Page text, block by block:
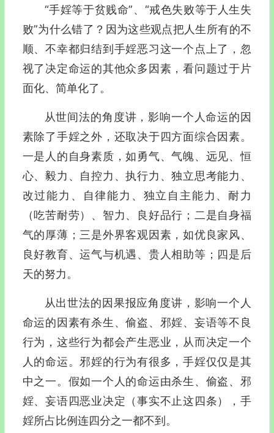
“手婬等于贫贱命”、“戒色失败等于人生失
败”为什么错了？因为这些观点把人生所有的不
顺、不幸都归结到手婬恶习这一个点上了，忽
视了决定命运的其他众多因素，看问题过于片
面化、简单化了。
从世间法的角度讲，影响一个人命运的因
素除了手婬之外，还取决于四方面综合因素。
一是人的自身素质，如勇气、气魄、远见、恒
心、毅力、自控力、执行力、独立思考能力、
改过能力、自律能力、独立自主能力、耐力
（吃苦耐劳）、智力、良好品行；二是自身福
气的厚薄；三是外界客观因素，如优良家风、
良好教育、运气与机遇、贵人相助等；四是后
天的努力。
从出世法的因果报应角度讲，影响一个人
命运的因素有杀生、偷盗、邪婬、妄语等不良
行为，这些行为都会产生恶业，从而决定一个
人的命运。邪婬的行为有很多，手婬仅仅是其
中之一。假如一个人的命运由杀生、偷盗、邪
婬、妄语四恶业决定（事实不止这四条），手
婬所占比例连四分之一都不到。